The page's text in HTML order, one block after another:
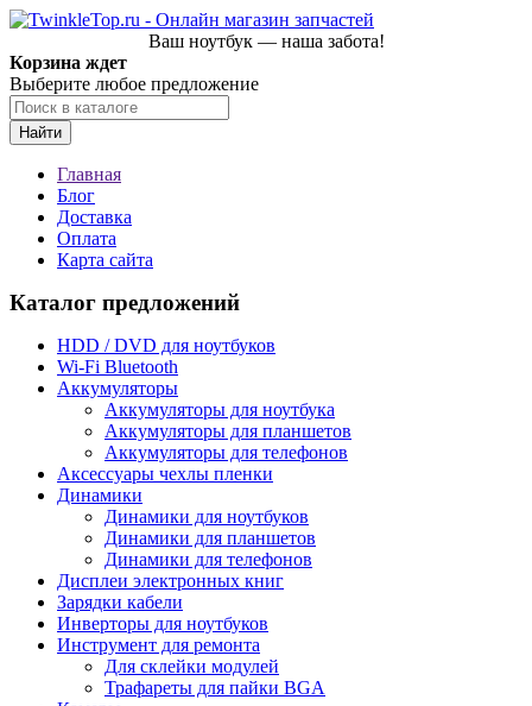
Ваш ноутбук — наша забота!
Корзина ждет
Выберите любое предложение
Найти
Главная
Блог
Доставка
Оплата
Карта сайта
Каталог предложений
HDD / DVD для ноутбуков
Wi-Fi Bluetooth
Аккумуляторы
Аккумуляторы для ноутбука
Аккумуляторы для планшетов
Аккумуляторы для телефонов
Аксессуары чехлы пленки
Динамики
Динамики для ноутбуков
Динамики для планшетов
Динамики для телефонов
Дисплеи электронных книг
Зарядки кабели
Инверторы для ноутбуков
Инструмент для ремонта
Для склейки модулей
Трафареты для пайки BGA